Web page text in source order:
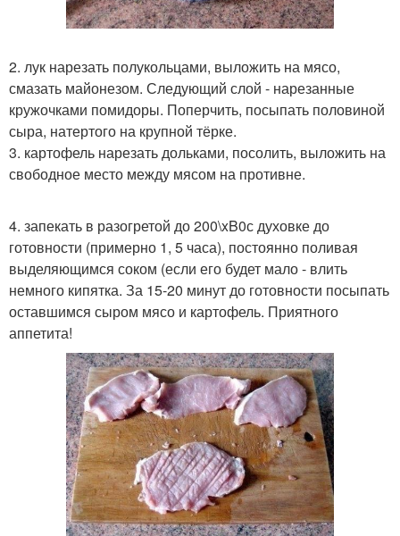
2. лук нарезать полукольцами, выложить на мясо,
смазать майонезом. Следующий слой - нарезанные
кружочками помидоры. Поперчить, посыпать половиной
сыра, натертого на крупной тёрке.
3. картофель нарезать дольками, посолить, выложить на
свободное место между мясом на противне.
4. запекать в разогретой до 200\xB0с духовке до
готовности (примерно 1, 5 часа), постоянно поливая
выделяющимся соком (если его будет мало - влить
немного кипятка. За 15-20 минут до готовности посыпать
оставшимся сыром мясо и картофель. Приятного
аппетита!